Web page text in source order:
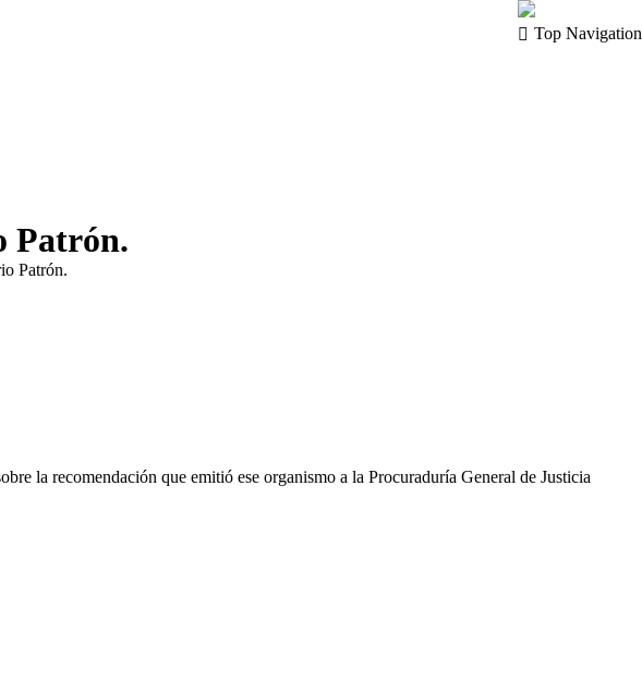
Top Navigation
Patrón.
Patrón.
la recomendación que emitió ese organismo a la Procuraduría General de Justicia